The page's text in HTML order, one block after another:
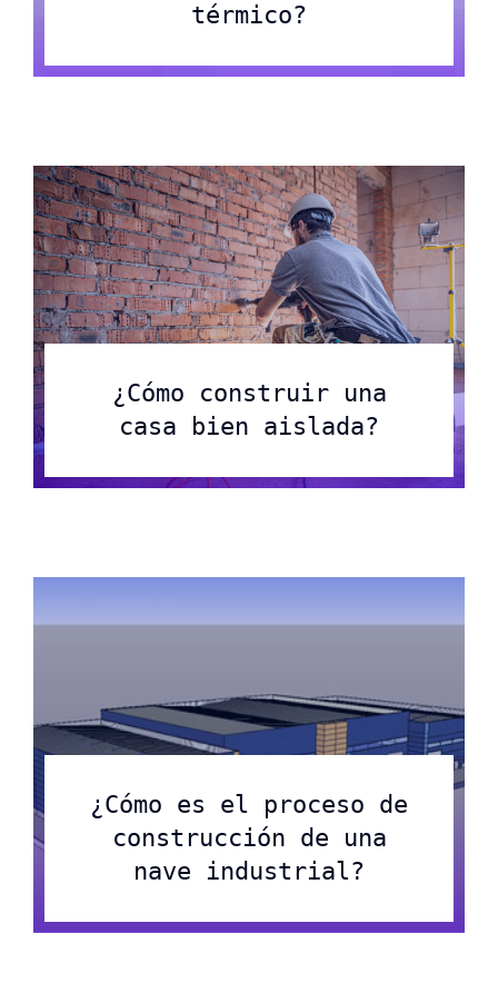
térmico?
¿Cómo construir una
casa bien aislada?
¿Cómo es el proceso de
construcción de una
nave industrial?